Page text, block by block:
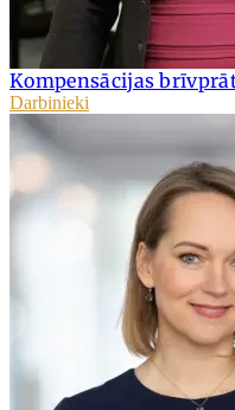
Kompensācijas
Darbinieki